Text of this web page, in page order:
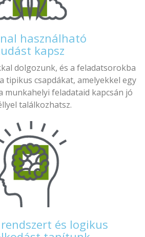
használható
kapsz
dolgozunk, és a feladatsorokba
tipikus csapdákat, amelyekkel egy
munkahelyi feladataid kapcsán jó
találkozhatsz.
és logikus